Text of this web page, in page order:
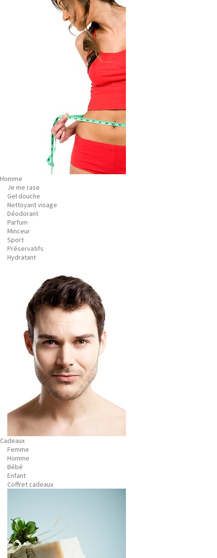
Homme
Je me rase
Gel douche
Nettoyant visage
Déodorant
Parfum
Minceur
Sport
Préservatifs
Hydratant
Cadeaux
Femme
Homme
Bébé
Enfant
Coffret cadeaux